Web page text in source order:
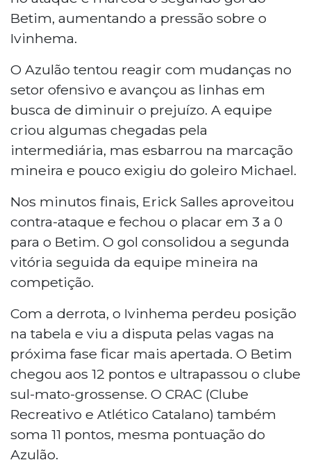
Betim, aumentando a pressão sobre o
Ivinhema.
O Azulão tentou reagir com mudanças no
setor ofensivo e avançou as linhas em
busca de diminuir o prejuízo. A equipe
criou algumas chegadas pela
intermediária, mas esbarrou na marcação
mineira e pouco exigiu do goleiro Michael.
Nos minutos finais, Erick Salles aproveitou
contra-ataque e fechou o placar em 3 a 0
para o Betim. O gol consolidou a segunda
vitória seguida da equipe mineira na
competição.
Com a derrota, o Ivinhema perdeu posição
na tabela e viu a disputa pelas vagas na
próxima fase ficar mais apertada. O Betim
chegou aos 12 pontos e ultrapassou o clube
sul-mato-grossense. O CRAC (Clube
Recreativo e Atlético Catalano) também
soma 11 pontos, mesma pontuação do
Azulão.